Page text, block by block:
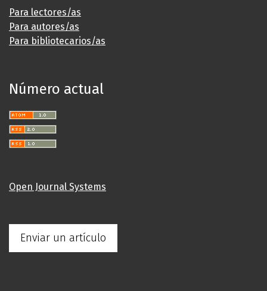
Para lectores/as
Para autores/as
Para bibliotecarios/as
Número actual
Open Journal Systems
Enviar un artículo